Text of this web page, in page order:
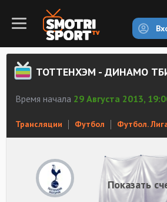
Время начала 29 Августа 2013,
Трансляции Футбол Футбол.
Показать